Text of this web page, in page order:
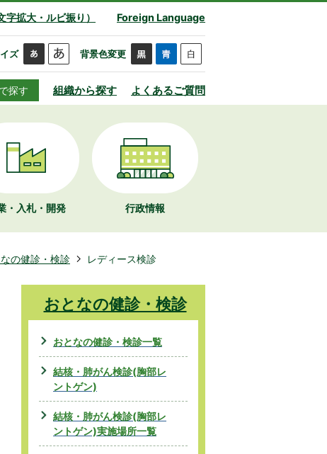
拡大・ルビ振り） Foreign Language
ズ 背景色変更
探す 組織から探す よくあるご質問
・入札・開発 行政情報
の健診・検診 レディース検診
おとなの健診・検診
おとなの健診・検診一覧
結核・肺がん検診(胸部レ
ントゲン)
結核・肺がん検診(胸部レ
ントゲン)実施場所一覧